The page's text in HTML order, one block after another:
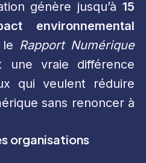
génère jusqu’à15
environnemental
Rapport Numérique
une vraie différence
qui veulent réduire
sans renoncer à
organisations